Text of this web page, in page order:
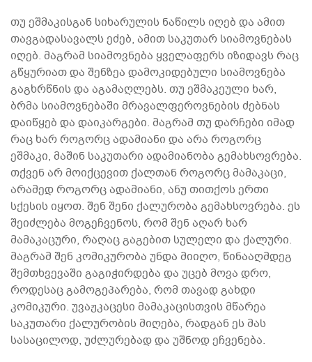
თუ ეშმაკისგან სიხარულის ნაწილს იღებ და ამით
თავგადასავალს ეძებ, ამით საკუთარ სიამოვნებას
იღებ. მაგრამ სიამოვნება ყველაფერს იზიდავს რაც
გწყურიათ და შენზეა დამოკიდებული სიამოვნება
გაგხრწნის და აგამაღლებს. თუ ეშმაკეული ხარ,
ბრმა სიამოვნებაში მრავალფეროვნების ძებნას
დაიწყებ და დაიკარგები. მაგრამ თუ დარჩები იმად
რაც ხარ როგორც ადამიანი და არა როგორც
ეშმაკი, მაშინ საკუთარი ადამიანობა გემახსოვრება.
თქვენ არ მოიქცევით ქალთან როგორც მამაკაცი,
არამედ როგორც ადამიანი, ანუ თითქოს ერთი
სქესის იყოთ. შენ შენი ქალურობა გემახსოვრება. ეს
შეიძლება მოგეჩვენოს, რომ შენ აღარ ხარ
მამაკაცური, რაღაც გაგებით სულელი და ქალური.
მაგრამ შენ კომიკურობა უნდა მიიღო, წინააღმდეგ
შემთხვევაში გაგიჭირდება და უცებ მოვა დრო,
როდესაც გამოგეპარება, რომ თავად გახდი
კომიკური. უვაჟკაცესი მამაკაცისთვის მწარეა
საკუთარი ქალურობის მიღება, რადგან ეს მას
სასაცილოდ, უძლურებად და უშნოდ ეჩვენება.